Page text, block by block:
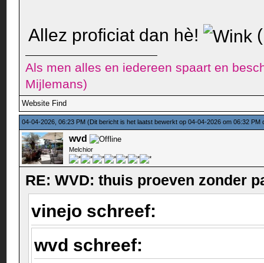
Allez proficiat dan hè!
Als men alles en iedereen spaart en
Mijlemans)
Website Find
04-04-2026, 06:23 PM(Dit bericht is het laatst bewerkt op 04-04-2026 om 06:32 PM
wvd
Melchior
RE: WVD: thuis proeven zonder
vinejo schreef:
wvd schreef: